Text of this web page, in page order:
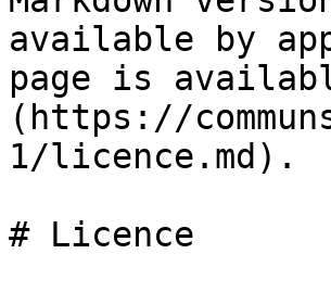
available by
page is
(https://
1/licence.md).
# Licence